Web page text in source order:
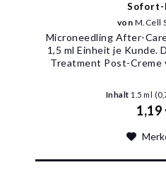
von M.Cell
Microneedling After-
1,5 ml Einheit je Kunde.
Treatment Post-Creme
Inhalt 1.5 ml
1,19